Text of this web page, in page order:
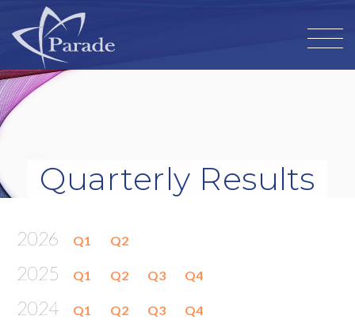
Quarterly Results
2026 Q1 Q2
2025 Q1 Q2 Q3 Q4
2024 Q1 Q2 Q3 Q4